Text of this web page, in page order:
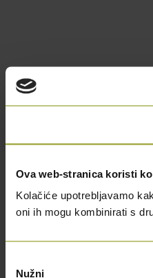
Ova web-stranica koristi
Kolačiće upotrebljavamo
oni ih mogu kombinirati s
Nužni